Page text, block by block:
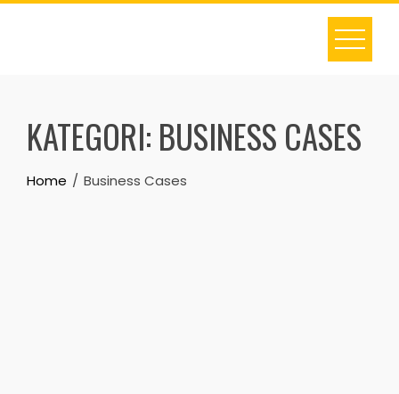
Skip
KATEGORI: BUSINESS CASES
Home Business Cases